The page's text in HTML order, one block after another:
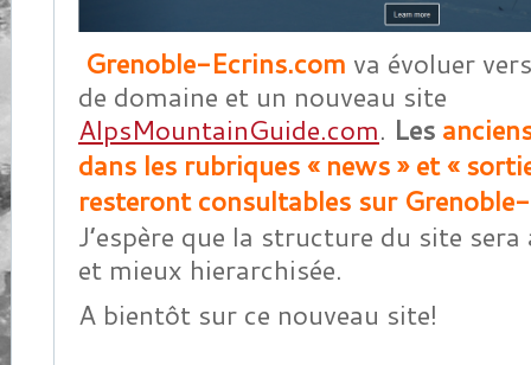
Grenoble-Ecrins.com va évoluer
de domaine et un nouveau site
AlpsMountainGuide.com. Les
dans les rubriques « news » et «
resteront consultables sur
J’espère que la structure du site
et mieux hierarchisée.
A bientôt sur ce nouveau site!